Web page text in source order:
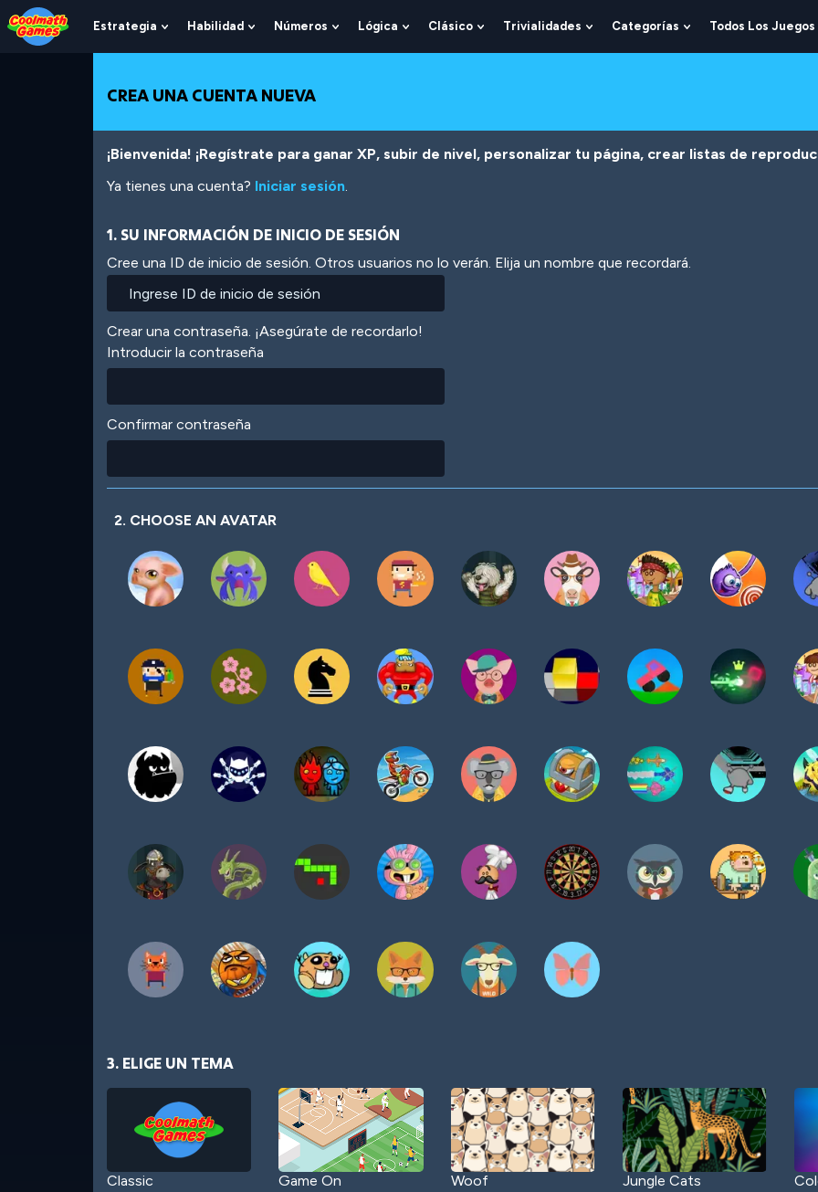
Skip
to
Top
Skip
to
Navigation
Skip
to
Main
Skip
to
Footer
Pasar
al
contenido
Estrategia
Show
Submenu
Estrategia
Habilidad
Show
Submenu
Habilidad
Números
Show
Submenu
Lógica
Show
Submenu
Clásico
Show
Submenu
Trivialidades
Show
Submenu
Categorías
Show
Submenu
Todos Los Juegos
CREA UNA CUENTA NUEVA
¡Bienvenida! ¡Regístrate para ganar XP, subir de nivel, personalizar tu página, crear listas de
Ya tienes una cuenta? Iniciar sesión.
1. SU INFORMACIÓN DE INICIO DE SESIÓN
Cree una ID de inicio de sesión. Otros usuarios no lo verán. Elija un nombre que recordará.
Crear una contraseña. ¡Asegúrate de recordarlo!
Introducir la contraseña
Confirmar contraseña
2. CHOOSE AN AVATAR
3. ELIGE UN TEMA
Classic Game On Woof Jungle Cats